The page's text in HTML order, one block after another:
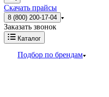
Скачать прайсы
8 (800) 200-17-04
Заказать звонок
Каталог
Подбор по брендам